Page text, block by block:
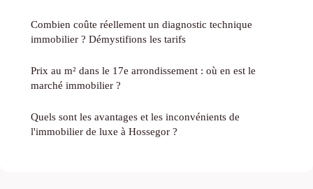
Combien coûte réellement un diagnostic technique
immobilier ? Démystifions les tarifs
Prix au m² dans le 17e arrondissement : où en est le
marché immobilier ?
Quels sont les avantages et les inconvénients de
l'immobilier de luxe à Hossegor ?